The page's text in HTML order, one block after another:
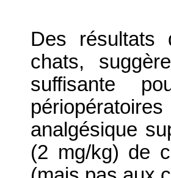
Des résultats
chats,
suffisante
analgésique
(2 mg/kg) de